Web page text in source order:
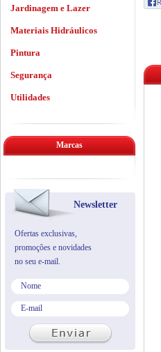
Jardinagem e Lazer
Materiais Hidráulicos
Pintura
Segurança
Utilidades
Marcas
Newsletter
Ofertas exclusivas,
promoções e novidades
no seu e-mail.